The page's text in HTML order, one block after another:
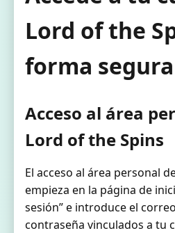
Lord of the
forma segura
Acceso al área
Lord of the Spins
El acceso al área personal
empieza en la página de
sesión” e introduce el
contraseña vinculados a tu